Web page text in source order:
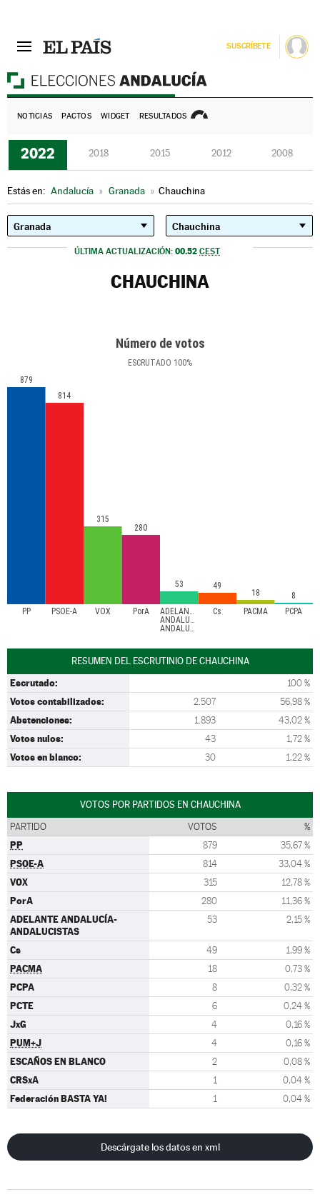
SUSCRÍBETE
NOTICIAS PACTOS WIDGET RESULTADOS
2022 2018 2015 2012 2008
Estás en: Andalucía » Granada » Chauchina
ÚLTIMA ACTUALIZACIÓN: 00.52 CEST
CHAUCHINA
Número de votos
ESCRUTADO 100%
PP PSOE-A VOX PorA
ADELANTE
ANDALUCÍA-
ANDALUCISTAS
Cs PACMA PCPA
879
814
315
280
53 49
18 8
RESUMEN DEL ESCRUTINIO DE CHAUCHINA
Escrutado: 100 %
Votos contabilizados: 2.507 56,98 %
Abstenciones: 1.893 43,02 %
Votos nulos: 43 1,72 %
Votos en blanco: 30 1,22 %
VOTOS POR PARTIDOS EN CHAUCHINA
PARTIDO VOTOS %
PP 879 35,67 %
PSOE-A 814 33,04 %
VOX 315 12,78 %
PorA 280 11,36 %
ADELANTE ANDALUCÍA-
ANDALUCISTAS
53 2,15 %
Cs 49 1,99 %
PACMA 18 0,73 %
PCPA 8 0,32 %
PCTE 6 0,24 %
JxG 4 0,16 %
PUM+J 4 0,16 %
ESCAÑOS EN BLANCO 2 0,08 %
CRSxA 1 0,04 %
Federación BASTA YA! 1 0,04 %
Descárgate los datos en xml